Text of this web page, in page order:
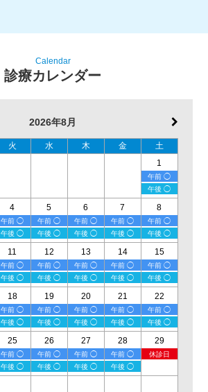
Calendar
診療カレンダー
2026年8月
火 水 木 金
土
1
午前 ◯
午後 ◯
4
午前 ◯
午後 ◯
5
午前 ◯
午後 ◯
6
午前 ◯
午後 ◯
7
午前 ◯
午後 ◯
8
午前 ◯
午後 ◯
11
午前 ◯
午後 ◯
12
午前 ◯
午後 ◯
13
午前 ◯
午後 ◯
14
午前 ◯
午後 ◯
15
午前 ◯
午後 ◯
18
午前 ◯
午後 ◯
19
午前 ◯
午後 ◯
20
午前 ◯
午後 ◯
21
午前 ◯
午後 ◯
22
午前 ◯
午後 ◯
25
午前 ◯
午後 ◯
26
午前 ◯
午後 ◯
27
午前 ◯
午後 ◯
28
午前 ◯
午後 ◯
29
休診日